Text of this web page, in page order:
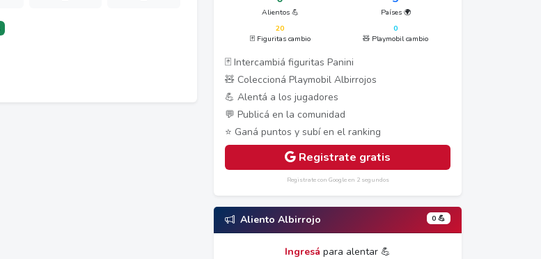
Alientos 💪
Países 🌍
20
🃏 Figuritas cambio
0
🧸 Playmobil cambio
🃏 Intercambiá figuritas Panini
🧸 Coleccioná Playmobil Albirrojos
💪 Alentá a los jugadores
💬 Publicá en la comunidad
⭐ Ganá puntos y subí en el ranking
Registrate gratis
Registrate con Google en 2 segundos
Aliento Albirrojo 0 💪
Ingresá para alentar 💪